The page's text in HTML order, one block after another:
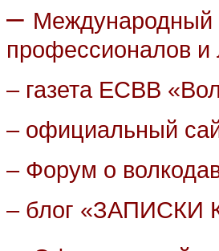
– Международный
профессионалов и
– газета ЕСВВ
– официальный
– Форум о
– блог «ЗАПИСКИ